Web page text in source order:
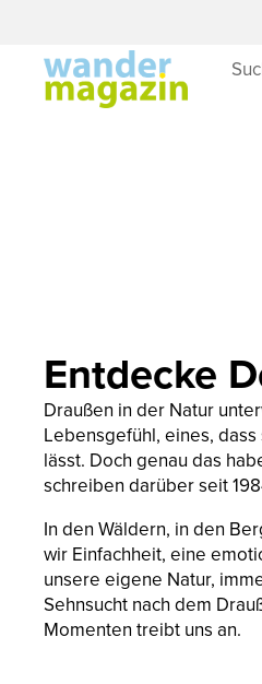
Entdecke
Draußen in der Natur
Lebensgefühl, eines,
lässt. Doch genau das
schreiben darüber seit
In den Wäldern, in den
wir Einfachheit, eine
unsere eigene Natur,
Sehnsucht nach dem
Momenten treibt uns an.